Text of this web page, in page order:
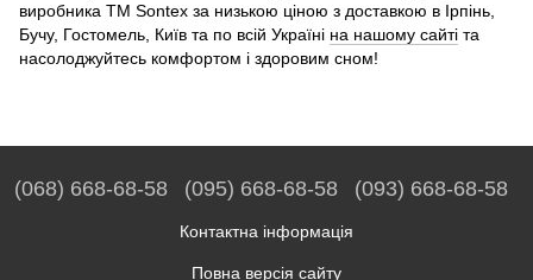
виробника ТМ Sontex за низькою ціною з доставкою в Ірпінь,
Бучу, Гостомель, Київ та по всій Україні на нашому сайті та
насолоджуйтесь комфортом і здоровим сном!
(068) 668-68-58 (095) 668-68-58 (093) 668-68-58
Контактна інформація
Повна версія сайту